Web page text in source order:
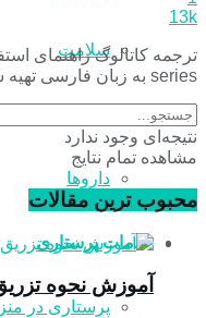
سلامت
داروها
خدمات پرستاری
پرستاری در
13k
series به زبان فارسی تهیه شده و طرز استفاده از ...
نتیجه‌ای وجود ندارد
مشاهده تمام نتایج
محبوب ترین مقالات
آموزش نحوه